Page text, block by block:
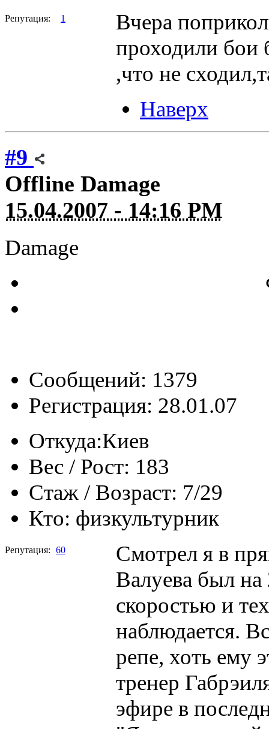
Репутация: 1
Вчера
проходили бои
,что не
Наверх
#9
Offline Damage
15.04.2007 - 14:16 PM
Damage
Сообщений: 1379
Регистрация: 28.01.07
Откуда:Киев
Вес / Рост: 183
Стаж / Возраст: 7/29
Кто: физкультурник
Репутация: 60
Смотрел я в
Валуева был на
скоростью и
наблюдается.
репе, хоть ему
тренер
эфире в